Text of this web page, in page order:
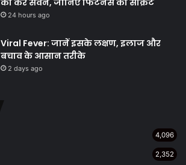
24 hours ago
Viral Fever: जानें इसके लक्षण, इलाज और
बचाव के आसान तरीके
2 days ago
4,096
2,352